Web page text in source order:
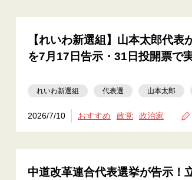
【れいわ新選組】山本太郎代
を7月17日告示・31日投開票で
れいわ新選組 代表選 山本太郎
2026/7/10 おすすめ 政党 政治家
中道改革連合代表選挙が告示！